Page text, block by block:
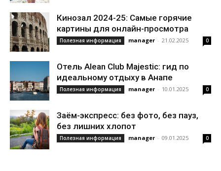
Кинозал 2024-25: Самые горячие
картины для онлайн-просмотра
Полезная информация manager - 21.02.2025 0
Отель Alean Club Majestic: гид по
идеальному отдыху в Анапе
Полезная информация manager - 10.01.2025 0
Заём-экспресс: без фото, без пауз,
без лишних хлопот
Полезная информация manager - 09.01.2025 0